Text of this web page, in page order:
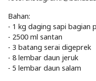
Bahan:
- 1 kg daging sapi bagian
- 2500 ml santan
- 3 batang serai digeprek
- 8 lembar daun jeruk
- 5 lembar daun salam